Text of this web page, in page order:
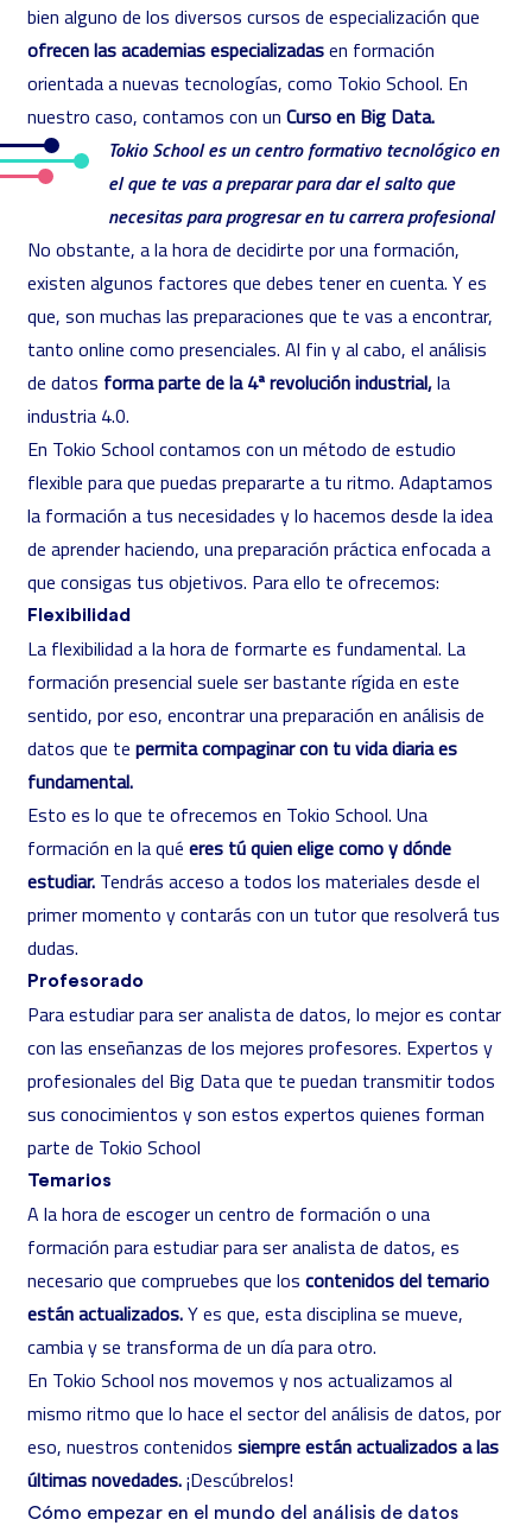
bien alguno de los diversos cursos de especialización que
ofrecen las academias especializadasen formación
orientada a nuevas tecnologías, como Tokio School. En
nuestro caso, contamos con un Curso en Big Data.
Tokio School es un centro formativo tecnológico en
el que te vas a preparar para dar el salto que
necesitas para progresar en tu carrera profesional
No obstante, a la hora de decidirte por una formación,
existen algunos factores que debes tener en cuenta. Y es
que, son muchas las preparaciones que te vas a encontrar,
tanto online como presenciales. Al fin y al cabo, el análisis
de datos forma parte de la 4ª revolución industrial,la
industria 4.0.
En Tokio School contamos con un método de estudio
flexible para que puedas prepararte a tu ritmo. Adaptamos
la formación a tus necesidades y lo hacemos desde la idea
de aprender haciendo, una preparación práctica enfocada a
que consigas tus objetivos. Para ello te ofrecemos:
Flexibilidad
La flexibilidad a la hora de formarte es fundamental. La
formación presencial suele ser bastante rígida en este
sentido, por eso, encontrar unapreparación en análisis de
datos que te permita compaginar con tu vida diaria es
fundamental.
Esto es lo que te ofrecemos en Tokio School. Una
formación en la qué eres tú quien elige como y dónde
estudiar. Tendrás acceso a todos los materiales desde el
primer momento y contarás con un tutor que resolverá tus
dudas.
Profesorado
Para estudiar para ser analista de datos, lo mejor es contar
con las enseñanzas de los mejores profesores. Expertos y
profesionales del Big Data que te puedan transmitir todos
sus conocimientos y son estos expertos quienes forman
parte de Tokio School
Temarios
A la hora de escoger un centro de formación o una
formación para estudiar para ser analista de datos, es
necesario que compruebes que los contenidos del temario
están actualizados.Y es que, esta disciplina se mueve,
cambia y se transforma de un día para otro.
En Tokio School nos movemos y nos actualizamos al
mismo ritmo que lo hace el sector del análisis de datos, por
eso, nuestros contenidos siempre están actualizados a las
últimas novedades.¡Descúbrelos!
Cómo empezar en el mundo del análisis de datos